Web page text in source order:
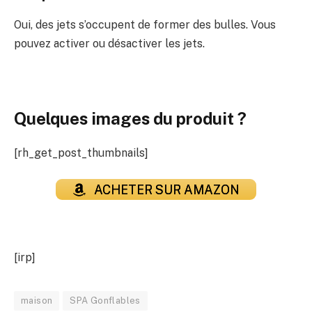
Oui, des jets s’occupent de former des bulles. Vous
pouvez activer ou désactiver les jets.
Quelques images du produit ?
[rh_get_post_thumbnails]
ACHETER SUR AMAZON
[irp]
maison SPA Gonflables